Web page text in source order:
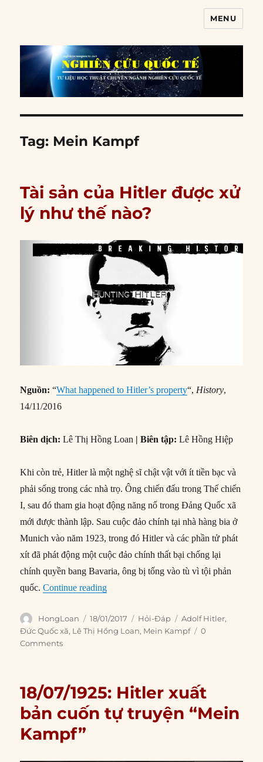
MENU
Tag: Mein Kampf
Tài sản của Hitler được xử
lý như thế nào?
Nguồn: “What happened to Hitler’s property“, History,
14/11/2016
Biên dịch:Lê Thị Hồng Loan | Biên tập:Lê Hồng Hiệp
Khi còn trẻ, Hitler là một nghệ sĩ chật vật với ít tiền bạc và
phải sống trong các nhà trọ. Ông chiến đấu trong Thế chiến
I, sau đó tham gia hoạt động năng nổ trong Đảng Quốc xã
mới được thành lập. Sau cuộc đảo chính tại nhà hàng bia ở
Munich vào năm 1923, trong đó Hitler và các phần tử phát
xít đã phát động một cuộc đảo chính thất bại chống lại
chính quyền bang Bavaria, ông bị tống vào tù vì tội phản
quốc.Continue reading“Tài sản của Hitler được xử lý như thế
Author
HongLoan
Posted
on
18/01/2017 Categories
Hỏi-Đáp Tags
Adolf Hitler,
Đức Quốc xã, Lê Thị Hồng Loan, Mein Kampf
0
Comments
18/07/1925: Hitler xuất
bản cuốn tự truyện “Mein
Kampf”